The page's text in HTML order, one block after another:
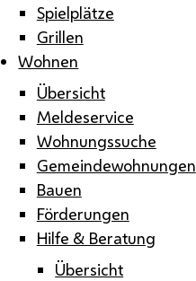
Spielplätze
Grillen
Wohnen
Übersicht
Meldeservice
Wohnungssuche
Gemeindewohnungen
Bauen
Förderungen
Hilfe & Beratung
Übersicht